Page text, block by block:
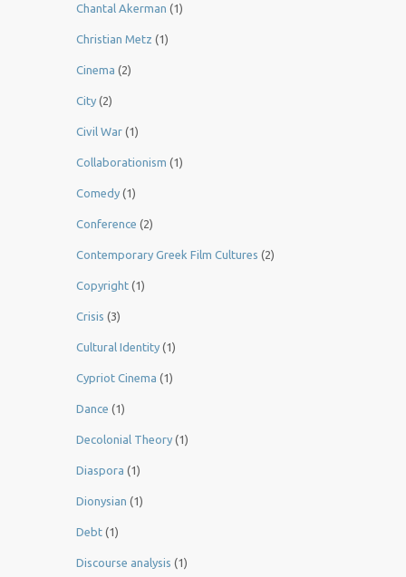
Chantal Akerman (1)
Christian Metz (1)
Cinema (2)
City (2)
Civil War (1)
Collaborationism (1)
Comedy (1)
Conference (2)
Contemporary Greek Film Cultures (2)
Copyright (1)
Crisis (3)
Cultural Identity (1)
Cypriot Cinema (1)
Dance (1)
Decolonial Theory (1)
Diaspora (1)
Dionysian (1)
Debt (1)
Discourse analysis (1)